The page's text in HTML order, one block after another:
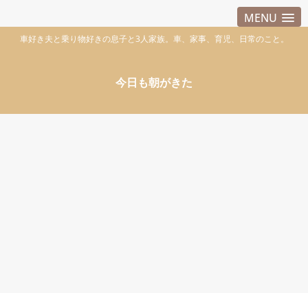
MENU
車好き夫と乗り物好きの息子と3人家族。車、家事、育児、日常のこと。
今日も朝がきた